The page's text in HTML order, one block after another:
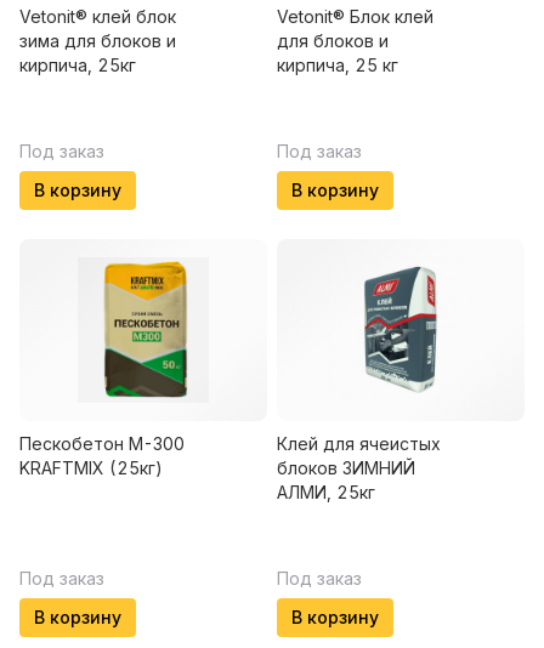
Vetonit® клей блок
зима для блоков и
кирпича, 25кг
Под заказ
В корзину
Vetonit® Блок клей
для блоков и
кирпича, 25 кг
Под заказ
В корзину
Пескобетон М-300
KRAFTMIX (25кг)
Под заказ
В корзину
Клей для ячеистых
блоков ЗИМНИЙ
АЛМИ, 25кг
Под заказ
В корзину